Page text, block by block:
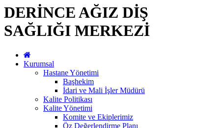
DERİNCE AĞIZ DİŞ
SAĞLIĞI MERKEZİ
Kurumsal
Hastane Yönetimi
Başhekim
İdari ve Mali İşler Müdürü
Kalite Politikası
Kalite Yönetimi
Komite ve Ekiplerimiz
Öz Değerlendirme Planı